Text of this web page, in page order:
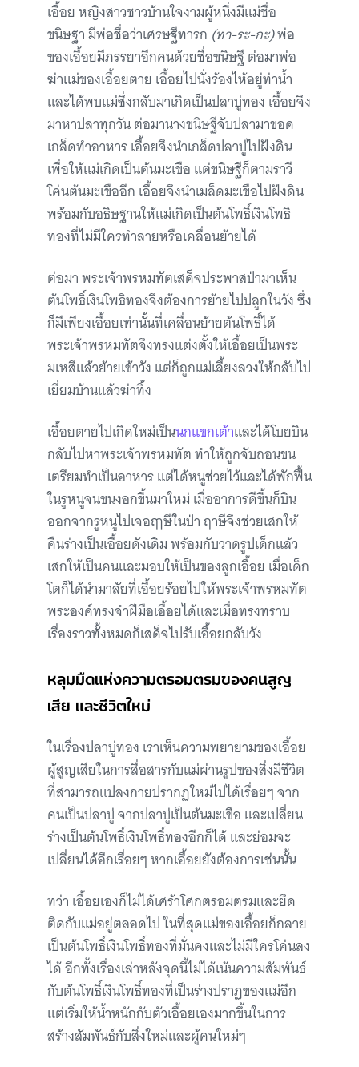
เอื้อย หญิงสาวชาวบ้านใจงามผู้หนึ่งมีแม่ชื่อ
ขนิษฐา มีพ่อชื่อว่าเศรษฐีทารก (ทา-ระ-กะ)พ่อ
ของเอื้อยมีภรรยาอีกคนด้วยชื่อขนิษฐี ต่อมาพ่อ
ฆ่าแม่ของเอื้อยตาย เอื้อยไปนั่งร้องไห้อยู่ท่าน้ำ
และได้พบแม่ซึ่งกลับมาเกิดเป็นปลาบู่ทอง เอื้อยจึง
มาหาปลาทุกวัน ต่อมานางขนิษฐีจับปลามาขอด
เกล็ดทำอาหาร เอื้อยจึงนำเกล็ดปลาบู่ไปฝังดิน
เพื่อให้แม่เกิดเป็นต้นมะเขือ แต่ขนิษฐีก็ตามราวี
โค่นต้นมะเขืออีก เอื้อยจึงนำเมล็ดมะเขือไปฝังดิน
พร้อมกับอธิษฐานให้แม่เกิดเป็นต้นโพธิ์เงินโพธิ
ทองที่ไม่มีใครทำลายหรือเคลื่อนย้ายได้
ต่อมา พระเจ้าพรหมทัตเสด็จประพาสป่ามาเห็น
ต้นโพธิ์เงินโพธิทองจึงต้องการย้ายไปปลูกในวัง ซึ่ง
ก็มีเพียงเอื้อยเท่านั้นที่เคลื่อนย้ายต้นโพธิ์ได้
พระเจ้าพรหมทัตจึงทรงแต่งตั้งให้เอื้อยเป็นพระ
มเหสีแล้วย้ายเข้าวัง แต่ก็ถูกแม่เลี้ยงลวงให้กลับไป
เยี่ยมบ้านแล้วฆ่าทิ้ง
เอื้อยตายไปเกิดใหม่เป็นนกแขกเต้าและได้โบยบิน
กลับไปหาพระเจ้าพรหมทัต ทำให้ถูกจับถอนขน
เตรียมทำเป็นอาหาร แต่ได้หนูช่วยไว้และได้พักฟื้น
ในรูหนูจนขนงอกขึ้นมาใหม่ เมื่ออาการดีขึ้นก็บิน
ออกจากรูหนูไปเจอฤๅษีในป่า ฤาษีจึงช่วยเสกให้
คืนร่างเป็นเอื้อยดังเดิม พร้อมกับวาดรูปเด็กแล้ว
เสกให้เป็นคนและมอบให้เป็นของลูกเอื้อย เมื่อเด็ก
โตก็ได้นำมาลัยที่เอื้อยร้อยไปให้พระเจ้าพรหมทัต
พระองค์ทรงจำฝีมือเอื้อยได้และเมื่อทรงทราบ
เรื่องราวทั้งหมดก็เสด็จไปรับเอื้อยกลับวัง
หลุมมืดแห่งความตรอมตรมของคนสูญ
เสีย และชีวิตใหม่
ในเรื่องปลาบู่ทอง เราเห็นความพยายามของเอื้อย
ผู้สูญเสียในการสื่อสารกับแม่ผ่านรูปของสิ่งมีชีวิต
ที่สามารถแปลงกายปรากฏใหม่ไปได้เรื่อยๆ จาก
คนเป็นปลาบู่ จากปลาบู่เป็นต้นมะเขือ และเปลี่ยน
ร่างเป็นต้นโพธิ์เงินโพธิ์ทองอีกก็ได้ และย่อมจะ
เปลี่ยนได้อีกเรื่อยๆ หากเอื้อยยังต้องการเช่นนั้น
ทว่า เอื้อยเองก็ไม่ได้เศร้าโศกตรอมตรมและยึด
ติดกับแม่อยู่ตลอดไป ในที่สุดแม่ของเอื้อยก็กลาย
เป็นต้นโพธิ์เงินโพธิ์ทองที่มั่นคงและไม่มีใครโค่นลง
ได้ อีกทั้งเรื่องเล่าหลังจุดนี้ไม่ได้เน้นความสัมพันธ์
กับต้นโพธิ์เงินโพธิ์ทองที่เป็นร่างปราฏของแม่อีก
แต่เริ่มให้น้ำหนักกับตัวเอื้อยเองมากขึ้นในการ
สร้างสัมพันธ์กับสิ่งใหม่และผู้คนใหม่ๆ